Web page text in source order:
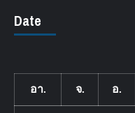
Date
อา. จ. อ.